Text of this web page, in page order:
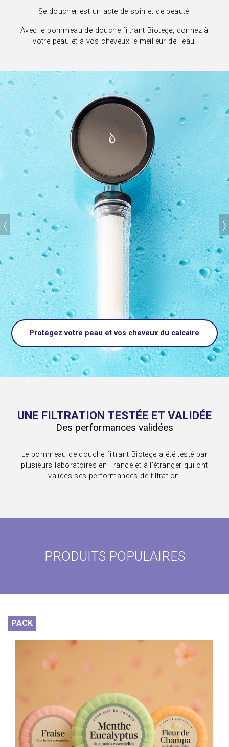
Se doucher est un acte de soin et de beauté.
Avec le pommeau de douche filtrant Biotege, donnez à
votre peau et à vos cheveux le meilleur de l’eau.
Protégez votre peau et vos cheveux du calcaire
UNE FILTRATION TESTÉE ET VALIDÉE
Des performances validées
Le pommeau de douche filtrant Biotege a été testé par
plusieurs laboratoires en France et à l’étranger qui ont
validés ses performances de filtration.
PRODUITS POPULAIRES
PACK